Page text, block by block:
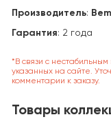
Производитель:
Гарантия: 2 года
*В связи с
указанных на сайте.
комментарии к заказу.
Товары